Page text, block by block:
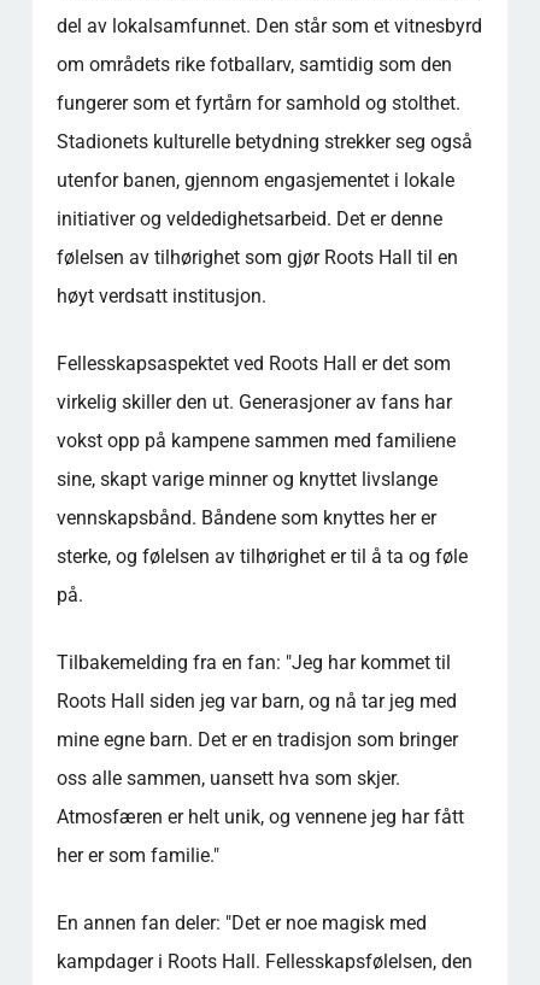
del av lokalsamfunnet. Den står som et vitnesbyrd
om områdets rike fotballarv, samtidig som den
fungerer som et fyrtårn for samhold og stolthet.
Stadionets kulturelle betydning strekker seg også
utenfor banen, gjennom engasjementet i lokale
initiativer og veldedighetsarbeid. Det er denne
følelsen av tilhørighet som gjør Roots Hall til en
høyt verdsatt institusjon.
Fellesskapsaspektet ved Roots Hall er det som
virkelig skiller den ut. Generasjoner av fans har
vokst opp på kampene sammen med familiene
sine, skapt varige minner og knyttet livslange
vennskapsbånd. Båndene som knyttes her er
sterke, og følelsen av tilhørighet er til å ta og føle
på.
Tilbakemelding fra en fan: "Jeg har kommet til
Roots Hall siden jeg var barn, og nå tar jeg med
mine egne barn. Det er en tradisjon som bringer
oss alle sammen, uansett hva som skjer.
Atmosfæren er helt unik, og vennene jeg har fått
her er som familie."
En annen fan deler: "Det er noe magisk med
kampdager i Roots Hall. Fellesskapsfølelsen, den